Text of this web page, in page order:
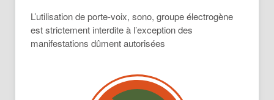
L’utilisation de porte-voix, sono, groupe électrogène
est strictement interdite à l’exception des
manifestations dûment autorisées